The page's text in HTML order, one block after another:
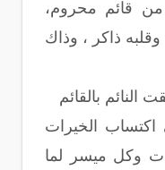
قائم محروم،
ذاكر ، وذاك
النائم بالقائم
اكتساب الخيرات
وكل ميسر لما